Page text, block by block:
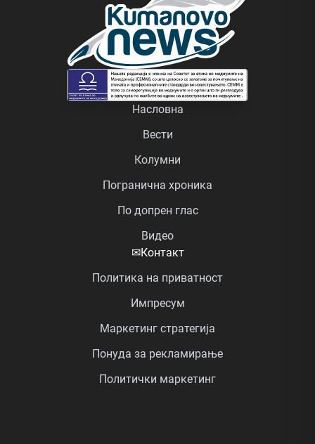
Насловна
Вести
Колумни
Погранична хроника
По допрен глас
Видео
✉Контакт
Политика на приватност
Импресум
Маркетинг стратегија
Понуда за рекламирање
Политички маркетинг